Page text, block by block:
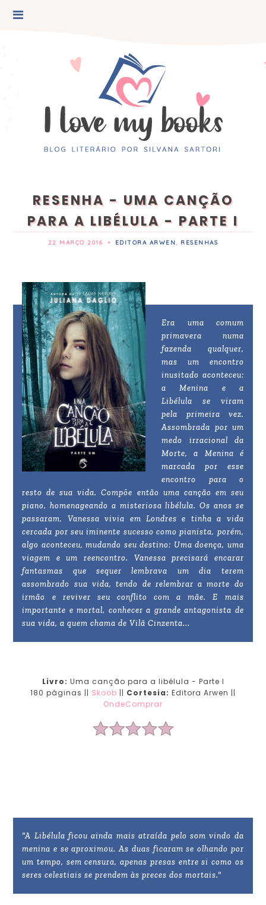
RESENHA - UMA CANÇÃO
PARA A LIBÉLULA - PARTE I
22 MARÇO 2016 • EDITORA ARWEN, RESENHAS
Era uma comum
primavera numa
fazenda qualquer,
mas um encontro
inusitado aconteceu:
a Menina e a
Libélula se viram
pela primeira vez.
Assombrada por um
medo irracional da
Morte, a Menina é
marcada por esse
encontro para o
resto de sua vida. Compõe então uma canção em seu
piano, homenageando a misteriosa libélula. Os anos se
passaram, Vanessa vivia em Londres e tinha a vida
cercada por seu iminente sucesso como pianista, porém,
algo aconteceu, mudando seu destino: Uma doença, uma
viagem e um reencontro. Vanessa precisará encarar
fantasmas que sequer lembrava um dia terem
assombrado sua vida, tendo de relembrar a morte do
irmão e reviver seu conflito com a mãe. E mais
importante e mortal, conhecer a grande antagonista de
sua vida, a quem chama de Vilã Cinzenta...
Livro: Uma canção para a libélula - Parte I
180 páginas || Skoob || Cortesia: Editora Arwen ||
OndeComprar
"A Libélula ficou ainda mais atraída pelo som vindo da
menina e se aproximou. As duas ficaram se olhando por
um tempo, sem censura, apenas presas entre si como os
seres celestiais se prendem às preces dos mortais."